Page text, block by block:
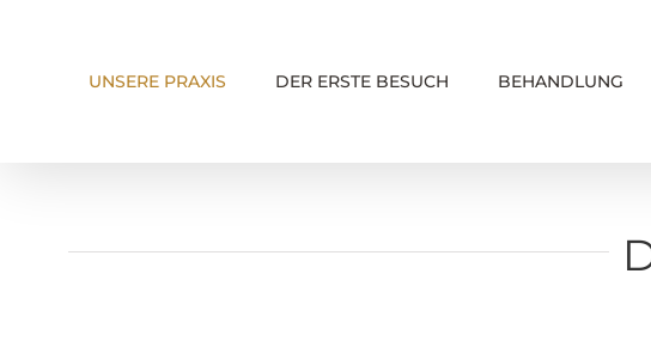
UNSERE PRAXIS DER ERSTE BESUCH BEHANDLUNG